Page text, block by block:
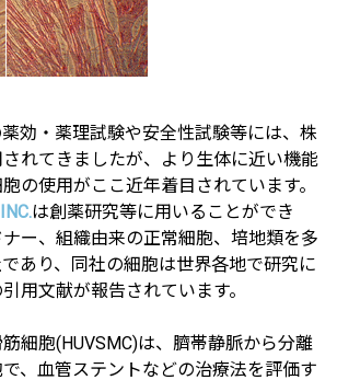
効・薬理試験や安全性試験等には、株
れてきましたが、より生体に近い機能
の使用がここ近年着目されています。
は創薬研究等に用いることができ
ー、組織由来の正常細胞、培地類を多
あり、同社の細胞は世界各地で研究に
用文献が報告されています。
細胞(HUVSMC)は、臍帯静脈から分離
、血管ステントなどの治療法を評価す